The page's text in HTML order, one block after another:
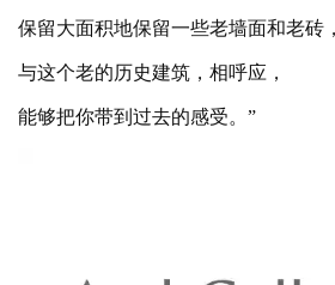
所以在改造时，不是大拆大减，
保留大面积地保留一些老墙面和老砖，
与这个老的历史建筑，相呼应，